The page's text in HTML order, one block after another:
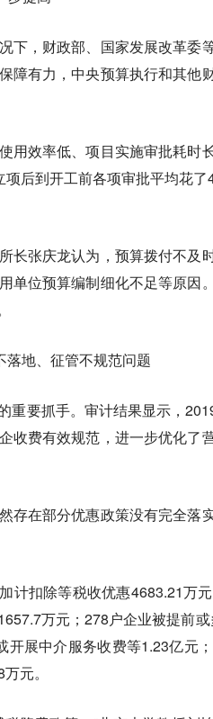
下，财政部、国家发展改革委
障有力，中央预算执行和其他
用效率低、项目实施审批耗时
后到开工前各项审批平均花
长张庆龙认为，预算拨付不及
单位预算编制细化不足等原因
地、征管不规范问题
重要抓手。审计结果显示，
收费有效规范，进一步优化了
存在部分优惠政策没有完全落
计扣除等税收优惠4683.21万
万元；278户企业被提前
展中介服务收费等1.23亿元
元。